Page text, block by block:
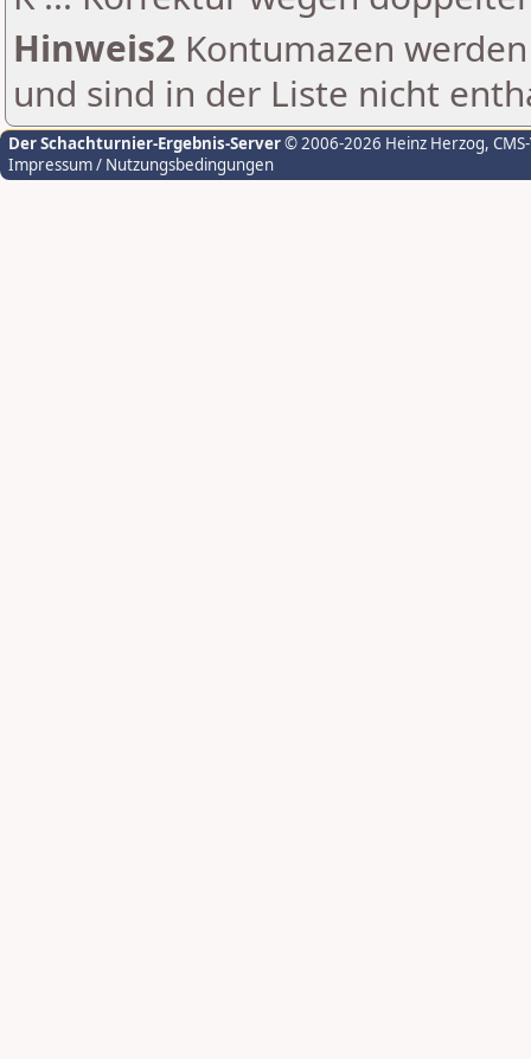
Hinweis2 Kontumazen
und sind in der Liste nicht
Der Schachturnier-Ergebnis-Server© 2006-2026 Heinz Herzog,
Impressum / Nutzungsbedingungen